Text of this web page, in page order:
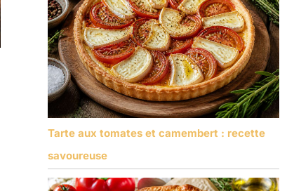
Tarte aux tomates et camembert : recette
savoureuse